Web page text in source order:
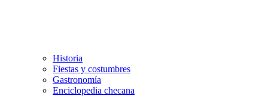
Historia
Fiestas y costumbres
Gastronomía
Enciclopedia checana